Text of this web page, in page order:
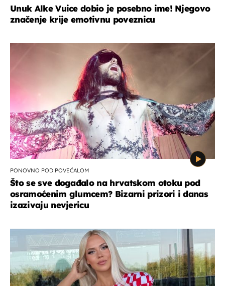
Unuk Alke Vuice dobio je posebno ime! Njegovo
značenje krije emotivnu poveznicu
PONOVNO POD POVEĆALOM
Što se sve događalo na hrvatskom otoku pod
osramoćenim glumcem? Bizarni prizori i danas
izazivaju nevjericu